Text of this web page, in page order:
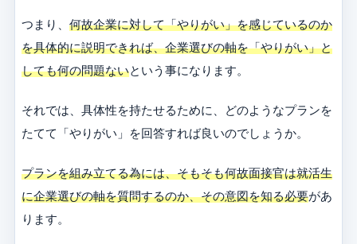
つまり、 何故企業に対して「やりがい」を感じているのか
を具体的に説明できれば、企業選びの軸を「やりがい」と
しても何の問題ないという事になります。
それでは、具体性を持たせるために、どのようなプランを
たてて「やりがい」を回答すれば良いのでしょうか。
プランを組み立てる為には、そもそも何故面接官は就活生
に企業選びの軸を質問するのか、その意図を知る必要があ
ります。